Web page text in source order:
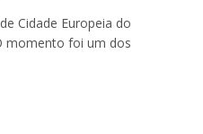
Cidade Europeia do
momento foi um dos